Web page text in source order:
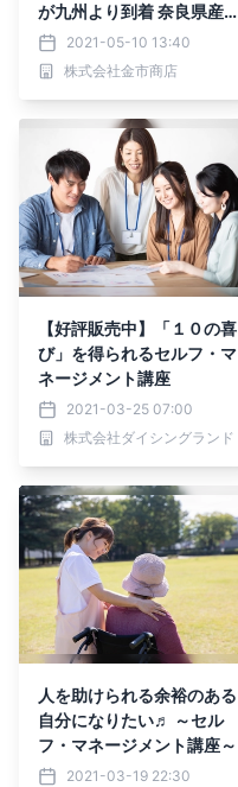
が九州より到着 奈良県産
さくら蜂蜜を加えた4種類
がローハニー（生蜂蜜）で
風味そのまま 蜂蜜専門店
日より販売開始
2021-05-10 13:40
株式会社金市商店
【好評販売中】「１０の喜
び」を得られるセルフ・マ
ネージメント講座
2021-03-25 07:00
株式会社ダイシングランド
人を助けられる余裕のある
自分になりたい♬ ～セル
フ・マネージメント講座～
2021-03-19 22:30